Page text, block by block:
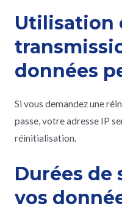
Utilisation
données
Si vous demandez une
passe, votre adresse IP
réinitialisation.
Durées de
vos